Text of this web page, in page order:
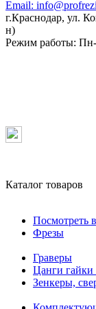
Email:
г.Краснодар, ул.
н)
Режим работы: Пн-
Каталог товаров
Посмотреть
Фрезы
Граверы
Цанги
Зенкеры,